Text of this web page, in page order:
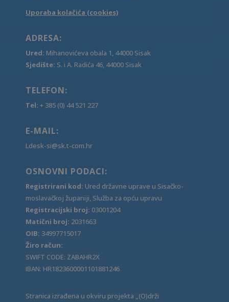
Uporaba kolačića (cookies)
ADRESA:
Ured: Mihanovićeva obala 1, 44000 Sisak
Sjedište: S. i A. Radića 46, 44000 Sisak
TELEFON:
Tel: + 385 (0) 44 521 227
E-MAIL:
Ldesk-si@sk.t-com.hr
OSNOVNI PODACI:
Registrirani kod: Ured državne uprave u Sisačko-
moslavačkoj županiji, Služba za opću upravu
Registracijski broj: 03001204
Matični broj: 2031663
OIB: 34997715017
Žiro račun:
SWIFT CODE: ZABAHR2X
IBAN: HR1823600001101881246
Stranica izrađena u okviru projekta „(O)drži